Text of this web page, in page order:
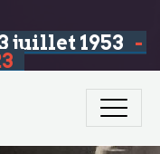
juillet 1953 -